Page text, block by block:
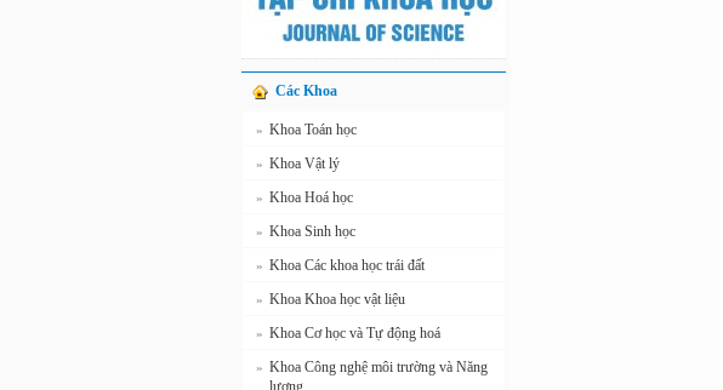
Các Khoa
» Khoa Toán học
» Khoa Vật lý
» Khoa Hoá học
» Khoa Sinh học
» Khoa Các khoa học trái đất
» Khoa Khoa học vật liệu
» Khoa Cơ học và Tự động hoá
» Khoa Công nghệ môi trường và Năng
lượng